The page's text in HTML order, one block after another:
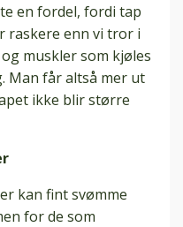
en fordel, fordi tap
raskere enn vi tror i
muskler som kjøles
Man får altså mer ut
ikke blir større
kan fint svømme
for de som